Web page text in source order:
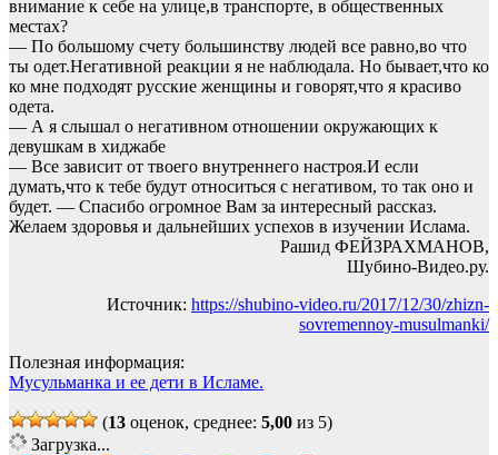
внимание к себе на улице,в транспорте, в общественных
местах?
— По большому счету большинству людей все равно,во что
ты одет.Негативной реакции я не наблюдала. Но бывает,что ко
ко мне подходят русские женщины и говорят,что я красиво
одета.
— А я слышал о негативном отношении окружающих к
девушкам в хиджабе
— Все зависит от твоего внутреннего настроя.И если
думать,что к тебе будут относиться с негативом, то так оно и
будет. — Спасибо огромное Вам за интересный рассказ.
Желаем здоровья и дальнейших успехов в изучении Ислама.
Рашид ФЕЙЗРАХМАНОВ,
Шубино-Видео.ру.
Источник: https://shubino-video.ru/2017/12/30/zhizn-
sovremennoy-musulmanki/
Полезная информация:
Мусульманка и ее дети в Исламе.
(13 оценок, среднее: 5,00 из 5)
Загрузка...